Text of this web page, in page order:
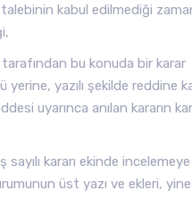
kabul edilmediği
bu konuda bir karar
yazılı şekilde reddine
uyarınca anılan kararın
kararı ekinde
üst yazı ve ekleri, yine